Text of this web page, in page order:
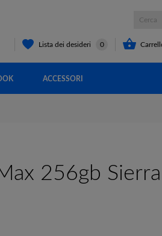
Lista dei desideri 0 
ACCESSORI
256gb